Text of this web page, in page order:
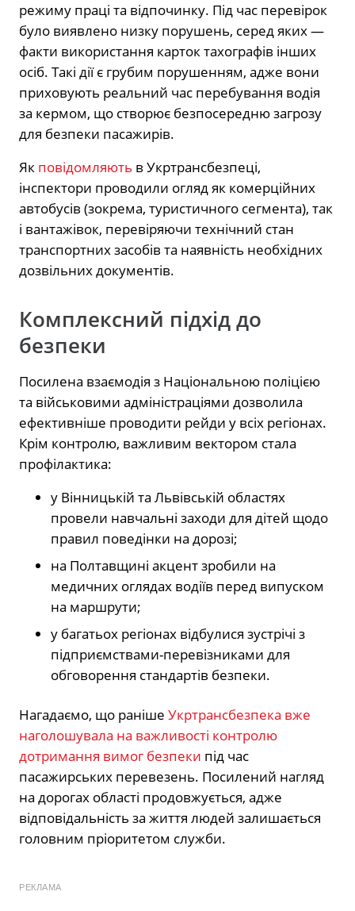
режиму праці та відпочинку. Під час перевірок
було виявлено низку порушень, серед яких —
факти використання карток тахографів інших
осіб. Такі дії є грубим порушенням, адже вони
приховують реальний час перебування водія
за кермом, що створює безпосередню загрозу
для безпеки пасажирів.
Як повідомляють в Укртрансбезпеці,
інспектори проводили огляд як комерційних
автобусів (зокрема, туристичного сегмента), так
і вантажівок, перевіряючи технічний стан
транспортних засобів та наявність необхідних
дозвільних документів.
Комплексний підхід до
безпеки
Посилена взаємодія з Національною поліцією
та військовими адміністраціями дозволила
ефективніше проводити рейди у всіх регіонах.
Крім контролю, важливим вектором стала
профілактика:
у Вінницькій та Львівській областях
провели навчальні заходи для дітей щодо
правил поведінки на дорозі;
на Полтавщині акцент зробили на
медичних оглядах водіїв перед випуском
на маршрути;
у багатьох регіонах відбулися зустрічі з
підприємствами-перевізниками для
обговорення стандартів безпеки.
Нагадаємо, що раніше Укртрансбезпека вже
наголошувала на важливості контролю
дотримання вимог безпеки під час
пасажирських перевезень. Посилений нагляд
на дорогах області продовжується, адже
відповідальність за життя людей залишається
головним пріоритетом служби.
РЕКЛАМА